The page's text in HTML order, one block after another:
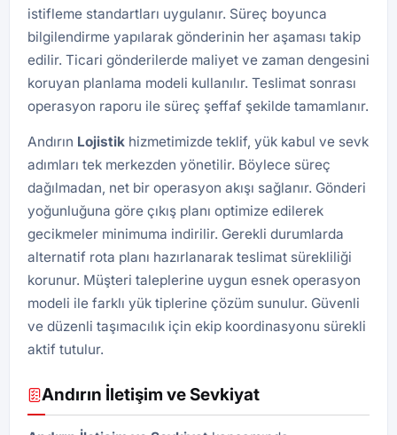
istifleme standartları uygulanır. Süreç boyunca
bilgilendirme yapılarak gönderinin her aşaması takip
edilir. Ticari gönderilerde maliyet ve zaman dengesini
koruyan planlama modeli kullanılır. Teslimat sonrası
operasyon raporu ile süreç şeffaf şekilde tamamlanır.
Andırın Lojistik hizmetimizde teklif, yük kabul ve sevk
adımları tek merkezden yönetilir. Böylece süreç
dağılmadan, net bir operasyon akışı sağlanır. Gönderi
yoğunluğuna göre çıkış planı optimize edilerek
gecikmeler minimuma indirilir. Gerekli durumlarda
alternatif rota planı hazırlanarak teslimat sürekliliği
korunur. Müşteri taleplerine uygun esnek operasyon
modeli ile farklı yük tiplerine çözüm sunulur. Güvenli
ve düzenli taşımacılık için ekip koordinasyonu sürekli
aktif tutulur.
Andırın İletişim ve Sevkiyat